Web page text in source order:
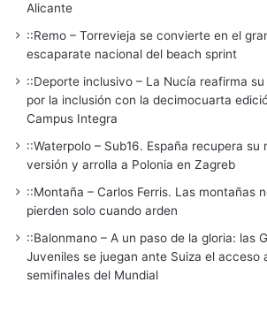
Alicante
::Remo – Torrevieja se convierte en el
escaparate nacional del beach sprint
::Deporte inclusivo – La Nucía reafirma
por la inclusión con la decimocuarta
Campus Integra
::Waterpolo – Sub16. España recupera su
versión y arrolla a Polonia en Zagreb
::Montaña – Carlos Ferris. Las montañas
pierden solo cuando arden
::Balonmano – A un paso de la gloria: las
Juveniles se juegan ante Suiza el acceso
semifinales del Mundial